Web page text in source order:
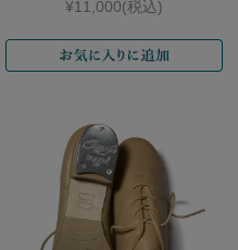
¥11,000(税込)